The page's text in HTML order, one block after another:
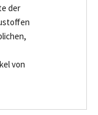
der
von